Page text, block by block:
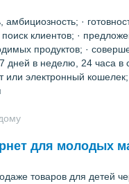
амбициозность; ·
клиентов; ·
продуктов; ·
дней в неделю, 24 часа в
или электронный
для молодых
товаров для детей